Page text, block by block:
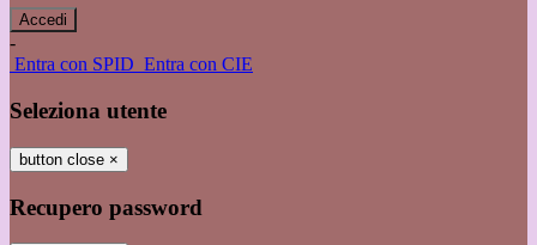
-
Entra con SPID Entra con CIE
Seleziona utente
button close ×
Recupero password